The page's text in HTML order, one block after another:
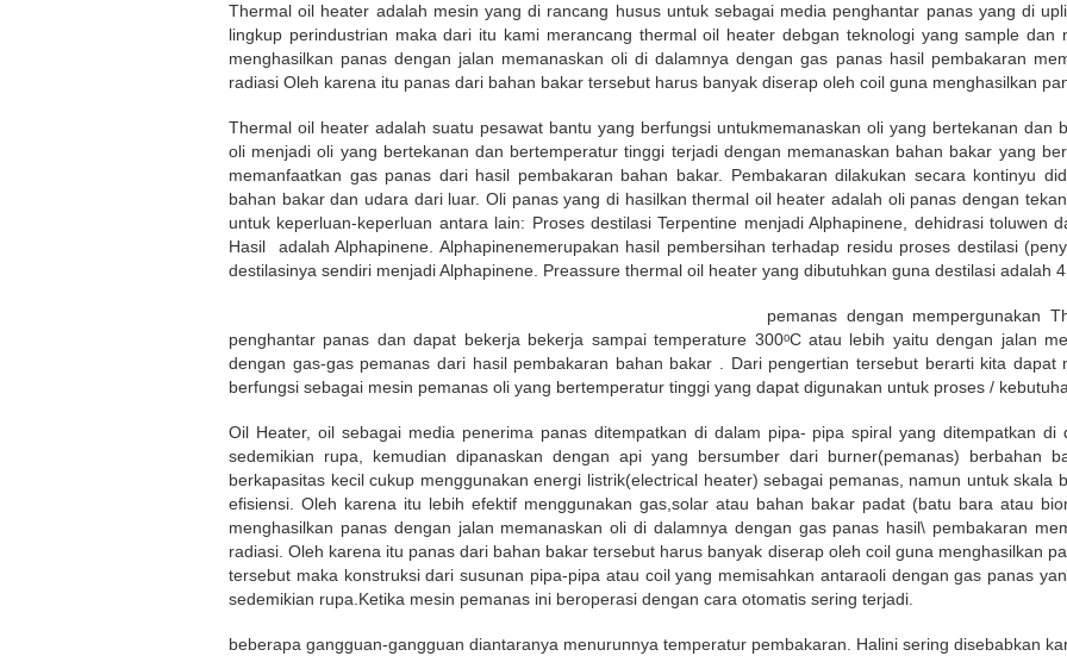
Thermal oil heater adalah mesin yang di rancang husus untuk sebagai media penghantar panas yang di
lingkup perindustrian maka dari itu kami merancang thermal oil heater debgan teknologi yang sample
menghasilkan panas dengan jalan memanaskan oli di dalamnya dengan gas panas hasil pembakaran
radiasi Oleh karena itu panas dari bahan bakar tersebut harus banyak diserap oleh coil guna menghasilkan
Thermal oil heater adalah suatu pesawat bantu yang berfungsi untukmemanaskan oli yang bertekanan dan
oli menjadi oli yang bertekanan dan bertemperatur tinggi terjadi dengan memanaskan bahan bakar yang
memanfaatkan gas panas dari hasil pembakaran bahan bakar. Pembakaran dilakukan secara kontinyu
bahan bakar dan udara dari luar. Oli panas yang di hasilkan thermal oil heater adalah oli panas dengan
untuk keperluan-keperluan antara lain: Proses destilasi Terpentine menjadi Alphapinene, dehidrasi toluwen
Hasil adalah Alphapinene. Alphapinenemerupakan hasil pembersihan terhadap residu proses destilasi
destilasinya sendiri menjadi Alphapinene. Preassure thermal oil heater yang dibutuhkan guna destilasi adalah
pemanas dengan mempergunakan
penghantar panas dan dapat bekerja bekerja sampai temperature 300ᵒC atau lebih yaitu dengan jalan
dengan gas-gas pemanas dari hasil pembakaran bahan bakar . Dari pengertian tersebut berarti kita dapat
berfungsi sebagai mesin pemanas oli yang bertemperatur tinggi yang dapat digunakan untuk proses /
Oil Heater, oil sebagai media penerima panas ditempatkan di dalam pipa- pipa spiral yang ditempatkan di
sedemikian rupa, kemudian dipanaskan dengan api yang bersumber dari burner(pemanas) berbahan
berkapasitas kecil cukup menggunakan energi listrik(electrical heater) sebagai pemanas, namun untuk skala
efisiensi. Oleh karena itu lebih efektif menggunakan gas,solar atau bahan bakar padat (batu bara atau
menghasilkan panas dengan jalan memanaskan oli di dalamnya dengan gas panas hasil\ pembakaran
radiasi. Oleh karena itu panas dari bahan bakar tersebut harus banyak diserap oleh coil guna menghasilkan
tersebut maka konstruksi dari susunan pipa-pipa atau coil yang memisahkan antaraoli dengan gas panas
sedemikian rupa.Ketika mesin pemanas ini beroperasi dengan cara otomatis sering terjadi.
beberapa gangguan-gangguan diantaranya menurunnya temperatur pembakaran. Halini sering disebabkan